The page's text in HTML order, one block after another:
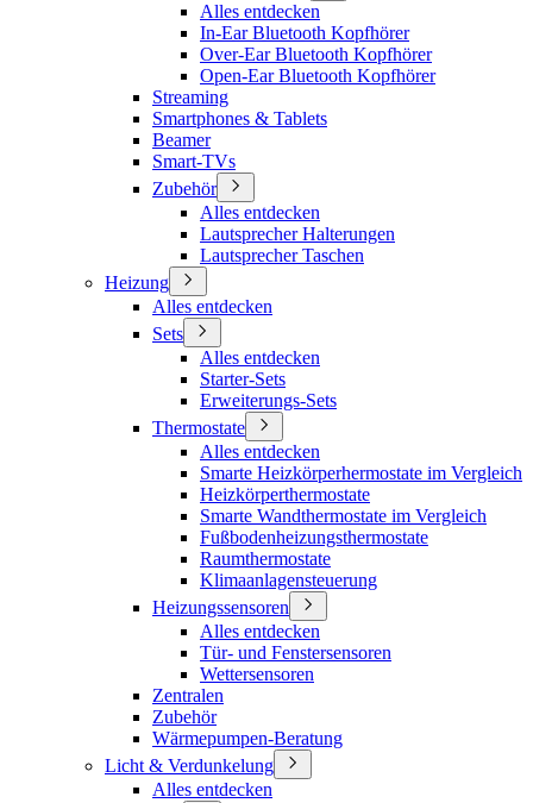
Alles entdecken
In-Ear Bluetooth Kopfhörer
Over-Ear Bluetooth Kopfhörer
Open-Ear Bluetooth Kopfhörer
Streaming
Smartphones & Tablets
Beamer
Smart-TVs
Zubehör
Alles entdecken
Lautsprecher Halterungen
Lautsprecher Taschen
Heizung
Alles entdecken
Sets
Alles entdecken
Starter-Sets
Erweiterungs-Sets
Thermostate
Alles entdecken
Smarte Heizkörperhermostate im Vergleich
Heizkörperthermostate
Smarte Wandthermostate im Vergleich
Fußbodenheizungsthermostate
Raumthermostate
Klimaanlagensteuerung
Heizungssensoren
Alles entdecken
Tür- und Fenstersensoren
Wettersensoren
Zentralen
Zubehör
Wärmepumpen-Beratung
Licht & Verdunkelung
Alles entdecken